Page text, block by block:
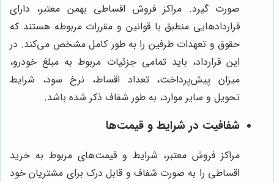
صورت گیرد. مراکز فروش اقساطی بهمن معتبر، دارای
قراردادهایی منطبق با قوانین و مقررات مربوطه هستند که
حقوق و تعهدات طرفین را به طور کامل مشخص می‌کند. در
این قرارداد، باید تمامی جزئیات مربوط به مبلغ خودرو،
میزان پیش‌پرداخت، تعداد اقساط، نرخ سود، شرایط
تحویل و سایر موارد، به طور شفاف ذکر شده باشد.
شفافیت در شرایط و قیمت‌ها
مراکز فروش معتبر، شرایط و قیمت‌های مربوط به خرید
اقساطی را به صورت شفاف و قابل درک برای مشتریان خود